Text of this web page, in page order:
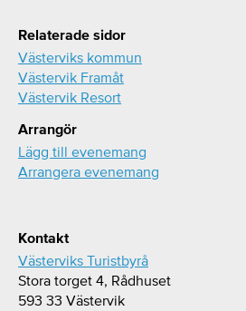
Relaterade sidor
Västerviks kommun
Västervik Framåt
Västervik Resort
Arrangör
Lägg till evenemang
Arrangera evenemang
Kontakt
Västerviks Turistbyrå
Stora torget 4, Rådhuset
593 33 Västervik